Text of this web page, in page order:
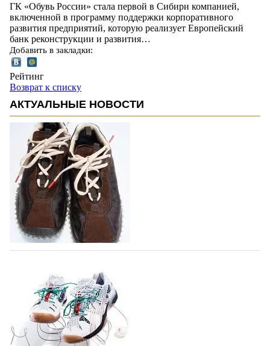
ГК «Обувь России» стала первой в Сибири компанией,
включенной в программу поддержки корпоративного
развития предприятий, которую реализует Европейский
банк реконструкции и развития…
Добавить в закладки:
Рейтинг
Возврат к списку
АКТУАЛЬНЫЕ НОВОСТИ
перевыпустил свой хит - кроссовки
Bubble
Популярный силуэт бренда,1999 года выпуска,
соответствует сегодняшнему тренду на